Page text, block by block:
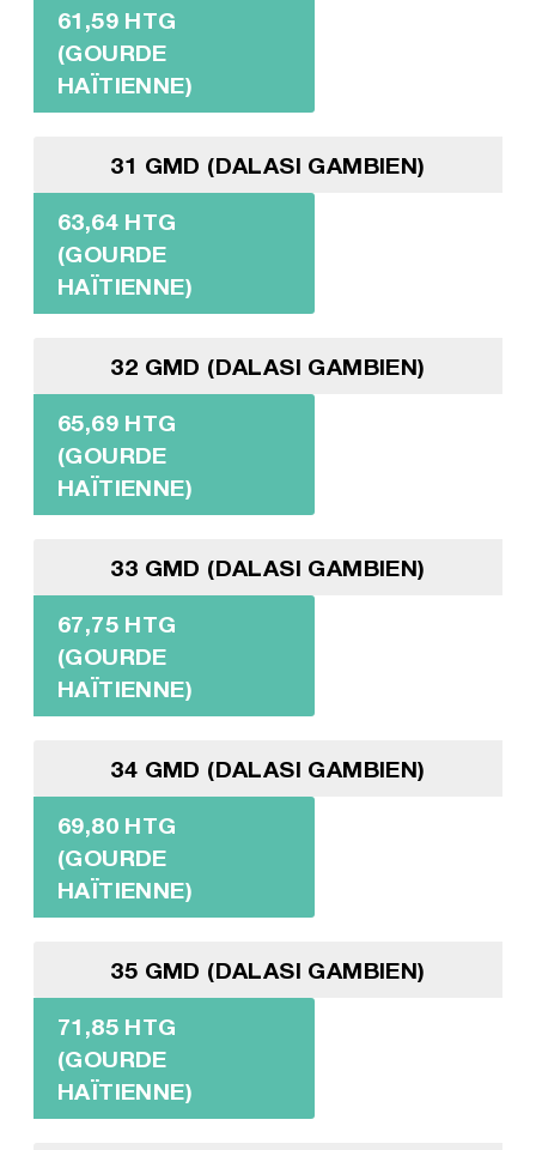
61,59 HTG
(GOURDE
HAÏTIENNE)
31 GMD (DALASI GAMBIEN)
63,64 HTG
(GOURDE
HAÏTIENNE)
32 GMD (DALASI GAMBIEN)
65,69 HTG
(GOURDE
HAÏTIENNE)
33 GMD (DALASI GAMBIEN)
67,75 HTG
(GOURDE
HAÏTIENNE)
34 GMD (DALASI GAMBIEN)
69,80 HTG
(GOURDE
HAÏTIENNE)
35 GMD (DALASI GAMBIEN)
71,85 HTG
(GOURDE
HAÏTIENNE)